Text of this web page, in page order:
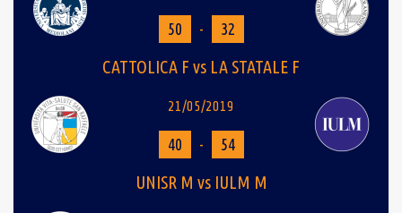
50 - 32
CATTOLICA F vs LA STATALE F
21/05/2019
40 - 54
UNISR M vs IULM M